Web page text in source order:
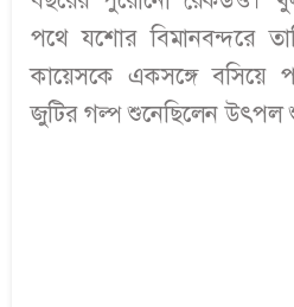
পথে যশোর বিমানবন্দরে
কায়েসকে একসঙ্গে বসিয়ে
জুটির গল্প শুনেছিলেন উৎপল